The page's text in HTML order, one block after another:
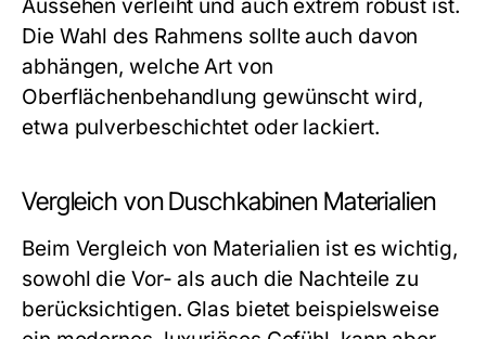
Aussehen verleiht und auch extrem robust ist.
Die Wahl des Rahmens sollte auch davon
abhängen, welche Art von
Oberflächenbehandlung gewünscht wird,
etwa pulverbeschichtet oder lackiert.
Vergleich von Duschkabinen Materialien
Beim Vergleich von Materialien ist es wichtig,
sowohl die Vor- als auch die Nachteile zu
berücksichtigen. Glas bietet beispielsweise